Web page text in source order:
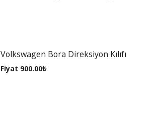
Volkswagen Bora Direksiyon Kılıfı
Fiyat 900.00₺